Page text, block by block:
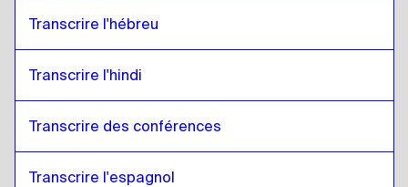
Transcrire l'hébreu
Transcrire l'hindi
Transcrire des conférences
Transcrire l'espagnol